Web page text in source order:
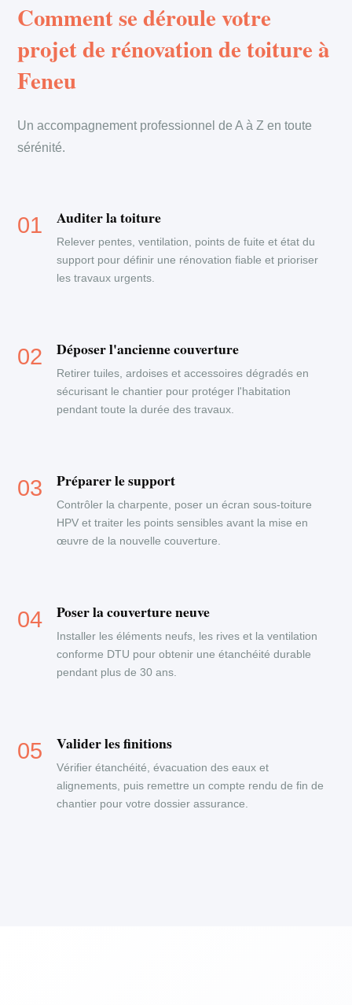
Comment se déroule votre
projet de rénovation de toiture à
Feneu
Un accompagnement professionnel de A à Z en toute
sérénité.
Auditer la toiture
Relever pentes, ventilation, points de fuite et état du
support pour définir une rénovation fiable et prioriser
les travaux urgents.
Déposer l'ancienne couverture
Retirer tuiles, ardoises et accessoires dégradés en
sécurisant le chantier pour protéger l'habitation
pendant toute la durée des travaux.
Préparer le support
Contrôler la charpente, poser un écran sous-toiture
HPV et traiter les points sensibles avant la mise en
œuvre de la nouvelle couverture.
Poser la couverture neuve
Installer les éléments neufs, les rives et la ventilation
conforme DTU pour obtenir une étanchéité durable
pendant plus de 30 ans.
Valider les finitions
Vérifier étanchéité, évacuation des eaux et
alignements, puis remettre un compte rendu de fin de
chantier pour votre dossier assurance.